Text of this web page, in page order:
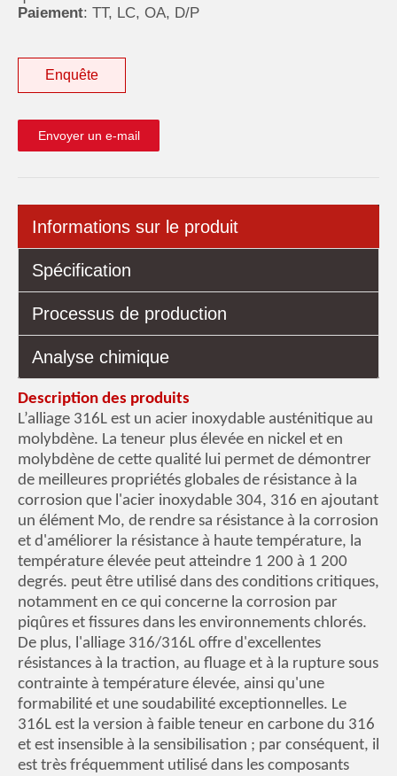
Paiement: TT, LC, OA, D/P
Enquête
Envoyer un e-mail
Informations sur le produit
Spécification
Processus de production
Analyse chimique
Description des produits
L’alliage 316L est un acier inoxydable austénitique au
molybdène. La teneur plus élevée en nickel et en
molybdène de cette qualité lui permet de démontrer
de meilleures propriétés globales de résistance à la
corrosion que l'acier inoxydable 304, 316 en ajoutant
un élément Mo, de rendre sa résistance à la corrosion
et d'améliorer la résistance à haute température, la
température élevée peut atteindre 1 200 à 1 200
degrés. peut être utilisé dans des conditions critiques,
notamment en ce qui concerne la corrosion par
piqûres et fissures dans les environnements chlorés.
De plus, l'alliage 316/316L offre d'excellentes
résistances à la traction, au fluage et à la rupture sous
contrainte à température élevée, ainsi qu'une
formabilité et une soudabilité exceptionnelles. Le
316L est la version à faible teneur en carbone du 316
et est insensible à la sensibilisation ; par conséquent, il
est très fréquemment utilisé dans les composants